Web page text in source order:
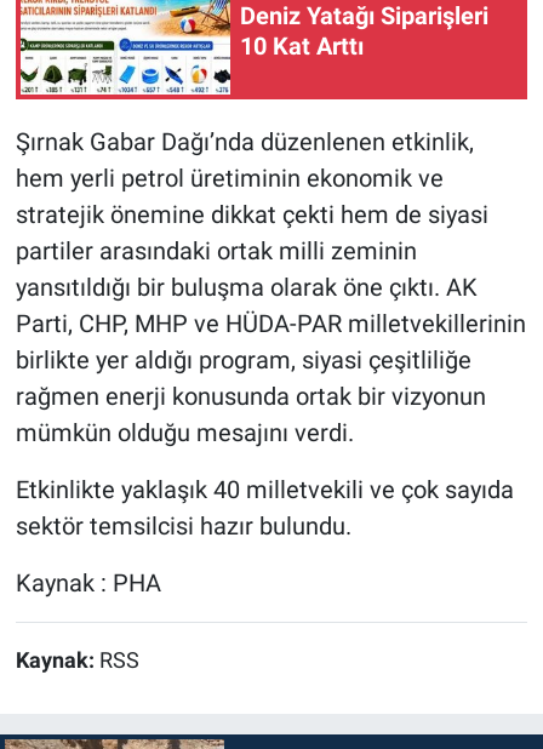
Deniz Yatağı Siparişleri
10 Kat Arttı
Şırnak Gabar Dağı’nda düzenlenen etkinlik,
hem yerli petrol üretiminin ekonomik ve
stratejik önemine dikkat çekti hem de siyasi
partiler arasındaki ortak milli zeminin
yansıtıldığı bir buluşma olarak öne çıktı. AK
Parti, CHP, MHP ve HÜDA-PAR milletvekillerinin
birlikte yer aldığı program, siyasi çeşitliliğe
rağmen enerji konusunda ortak bir vizyonun
mümkün olduğu mesajını verdi.
Etkinlikte yaklaşık 40 milletvekili ve çok sayıda
sektör temsilcisi hazır bulundu.
Kaynak : PHA
Kaynak: RSS